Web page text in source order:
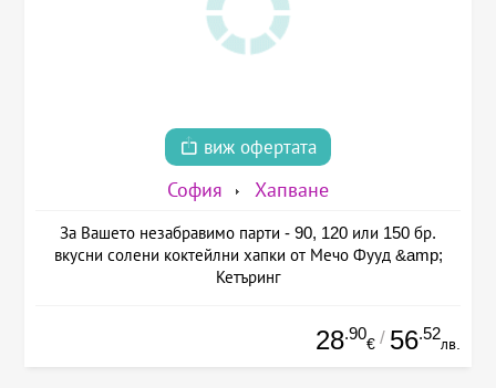
виж офертата
София Хапване
За Вашето незабравимо парти - 90, 120 или 150 бр.
вкусни солени коктейлни хапки от Мечо Фууд &amp;
Кетъринг
28.90
€ / 56.52
лв.